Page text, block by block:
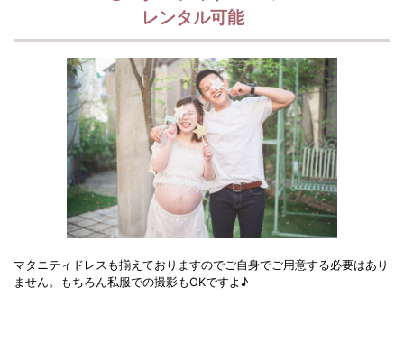
レンタル可能
マタニティドレスも揃えておりますのでご自身でご用意する必要はあり
ません。もちろん私服での撮影もOKですよ♪